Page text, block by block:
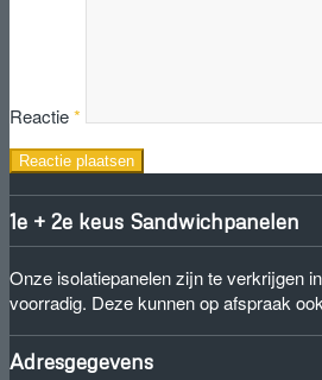
Reactie*
1e + 2e keus Sandwichpanelen
Onze isolatiepanelen zijn te verkrijgen
voorradig. Deze kunnen op afspraak
Adresgegevens